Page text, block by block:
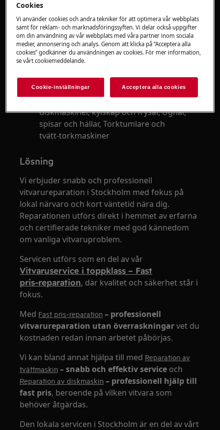
både tid och rutiner.
Många efterfrågar därför snabb och pålitlig
lokal service utan långa väntetider.
Vitvarureparation i privata hem i
Stockholm med omnejd, Tvättmaskiner,
diskmaskiner, kylskåp och frysar, Ugnar,
spisar och hällar, Torktumlare och
tvätt‑torkmaskiner
Lösning
Vi erbjuder snabb och professionell
vitvarureparation i Stockholm med fokus på
lokal närvaro och kort väntetid nära dig.
Reparationen utförs direkt i hemmet av erfarna
och certifierade tekniker med god kännedom
om vanliga vitvaruproblem.
Servicen utförs som en del av vår
Vitvaruservice i toppklass – Fast
pris‑reparation, där kvalitet och säkerhet står i
fokus.
Med Fast pris‑reparation – professionell
vitvarureparation utan överraskningarvet du
kostnaden redan innan arbetet påbörjas.
Vi kan bland annat hjälpa till med Reparation av
tvättmaskin – snabb och effektiv service och
Reparation av diskmaskin – professionell hjälp till
fast pris, beroende på vilken vitvara som
behöver åtgärdas.
Den lokala servicen i Stockholm är en del av vårt
Cookies
Vi använder cookies och andra tekniker för att optimera vår webbplats
samt för reklam- och marknadsföringssyften. Vi delar också uppgifter
om din användning av vår webbplats med våra partner inom sociala
medier, annonsering och analys. Genom att klicka på ”Acceptera alla
cookies” godkänner du användningen av cookies. För mer information,
se vårt cookiemeddelande.
Cookie-inställningar Acceptera alla cookies